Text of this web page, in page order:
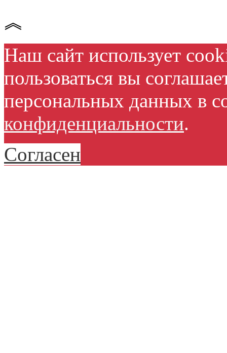
︽
Наш сайт использует
пользоваться вы
персональных данных в
конфиденциальности.
Согласен